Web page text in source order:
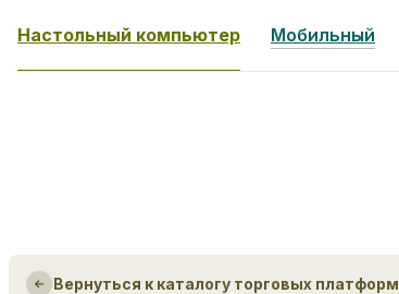
Настольный компьютер Мобильный
Вернуться к каталогу торговых платформ